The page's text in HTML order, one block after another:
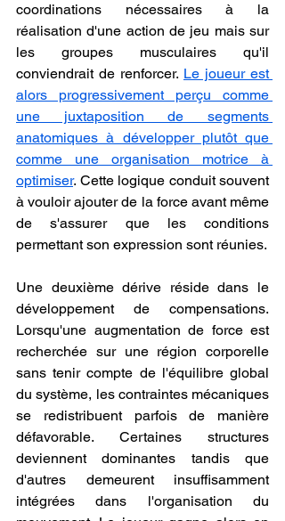
coordinations nécessaires à la
réalisation d'une action de jeu mais sur
les groupes musculaires qu'il
conviendrait de renforcer. Le joueur est
alors progressivement perçu comme
une juxtaposition de segments
anatomiques à développer plutôt que
comme une organisation motrice à
optimiser. Cette logique conduit souvent
à vouloir ajouter de la force avant même
de s'assurer que les conditions
permettant son expression sont réunies.
Une deuxième dérive réside dans le
développement de compensations.
Lorsqu'une augmentation de force est
recherchée sur une région corporelle
sans tenir compte de l'équilibre global
du système, les contraintes mécaniques
se redistribuent parfois de manière
défavorable. Certaines structures
deviennent dominantes tandis que
d'autres demeurent insuffisamment
intégrées dans l'organisation du